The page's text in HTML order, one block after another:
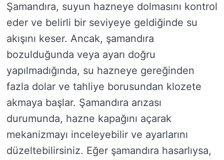
Şamandıra, suyun hazneye dolmasını kontrol
eder ve belirli bir seviyeye geldiğinde su
akışını keser. Ancak, şamandıra
bozulduğunda veya ayarı doğru
yapılmadığında, su hazneye gereğinden
fazla dolar ve tahliye borusundan klozete
akmaya başlar. Şamandıra arızası
durumunda, hazne kapağını açarak
mekanizmayı inceleyebilir ve ayarlarını
düzeltebilirsiniz. Eğer şamandıra hasarlıysa,